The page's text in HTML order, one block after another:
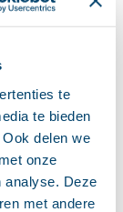
te
te bieden
delen we
onze
analyse. Deze
met andere
(door een
klantkaart) en
gestaan. Het